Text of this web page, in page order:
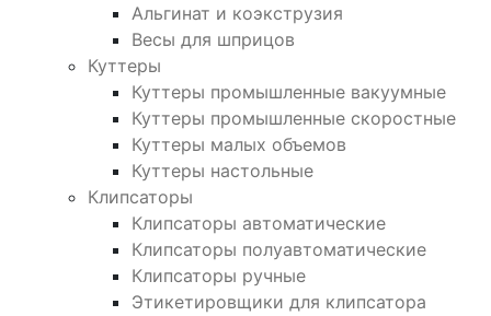
Альгинат и коэкструзия
Весы для шприцов
Куттеры
Куттеры промышленные вакуумные
Куттеры промышленные скоростные
Куттеры малых объемов
Куттеры настольные
Клипсаторы
Клипсаторы автоматические
Клипсаторы полуавтоматические
Клипсаторы ручные
Этикетировщики для клипсатора